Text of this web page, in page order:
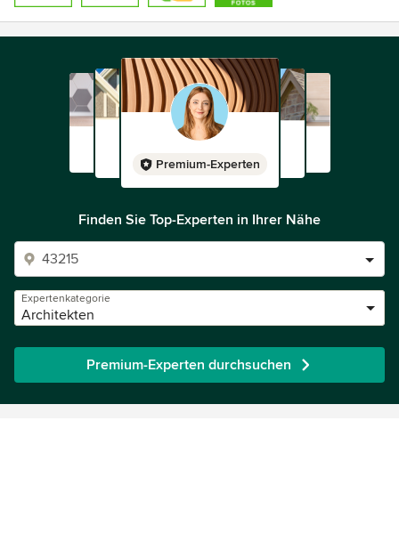
Wohnen"
Premium-Experten
Finden Sie Top-Experten in Ihrer Nähe
Expertenkategorie
Architekten
Premium-Experten durchsuchen